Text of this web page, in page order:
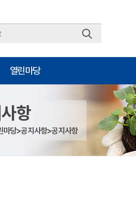
열린마당
항
마당>공지사항>공지사항